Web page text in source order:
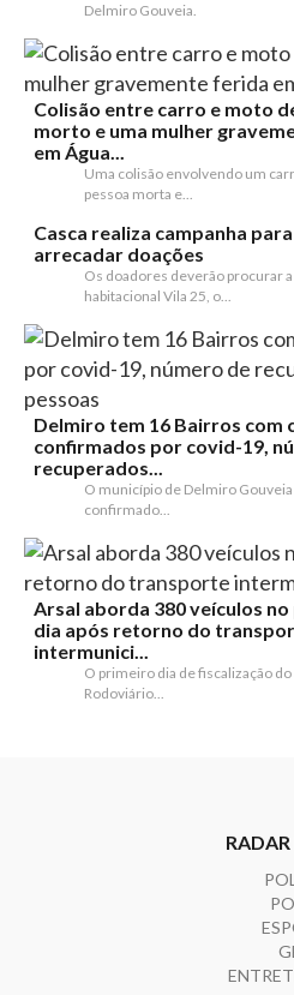
Delmiro Gouveia.
Colisão entre carro e moto
morto e uma mulher
em Água...
Uma colisão envolvendo um
pessoa morta e...
Casca realiza campanha para
arrecadar doações
Os doadores deverão procurar
habitacional Vila 25, o...
Delmiro tem 16 Bairros com
confirmados por covid-19,
recuperados...
O município de Delmiro
confirmado...
Arsal aborda 380 veículos
dia após retorno do
intermunici...
O primeiro dia de fiscalização
Rodoviário...